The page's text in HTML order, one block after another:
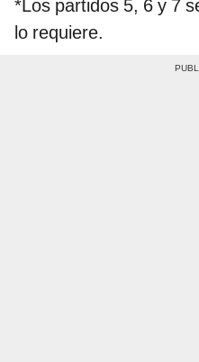
*Los partidos 5, 6 y 7
lo requiere.